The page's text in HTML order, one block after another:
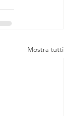
Mostra tutti